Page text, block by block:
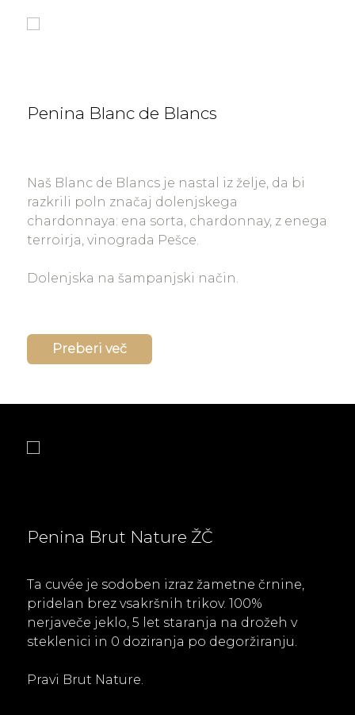
Penina Blanc de Blancs
Naš Blanc de Blancs je nastal iz želje, da bi
razkrili poln značaj dolenjskega
chardonnaya: ena sorta, chardonnay, z enega
terroirja, vinograda Pešce.
Dolenjska na šampanjski način.
Preberi več
Penina Brut Nature ŽČ
Ta cuvée je sodoben izraz žametne črnine,
pridelan brez vsakršnih trikov. 100%
nerjaveče jeklo, 5 let staranja na drožeh v
steklenici in 0 doziranja po degoržiranju.
Pravi Brut Nature.